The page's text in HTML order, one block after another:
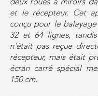
et le récepteur. Cet
conçu pour le
32 et 64 lignes,
n'était pas reçue
récepteur, mais était
écran carré spécial
150 cm.